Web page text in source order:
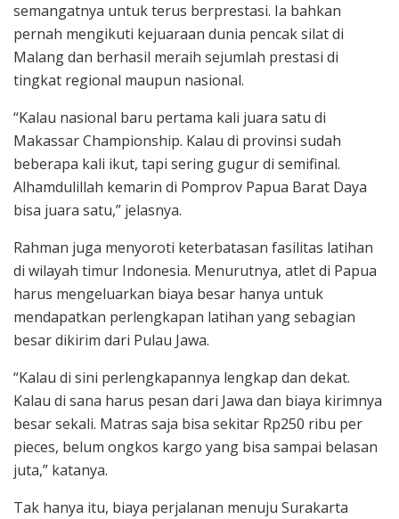
semangatnya untuk terus berprestasi. Ia bahkan
pernah mengikuti kejuaraan dunia pencak silat di
Malang dan berhasil meraih sejumlah prestasi di
tingkat regional maupun nasional.
“Kalau nasional baru pertama kali juara satu di
Makassar Championship. Kalau di provinsi sudah
beberapa kali ikut, tapi sering gugur di semifinal.
Alhamdulillah kemarin di Pomprov Papua Barat Daya
bisa juara satu,” jelasnya.
Rahman juga menyoroti keterbatasan fasilitas latihan
di wilayah timur Indonesia. Menurutnya, atlet di Papua
harus mengeluarkan biaya besar hanya untuk
mendapatkan perlengkapan latihan yang sebagian
besar dikirim dari Pulau Jawa.
“Kalau di sini perlengkapannya lengkap dan dekat.
Kalau di sana harus pesan dari Jawa dan biaya kirimnya
besar sekali. Matras saja bisa sekitar Rp250 ribu per
pieces, belum ongkos kargo yang bisa sampai belasan
juta,” katanya.
Tak hanya itu, biaya perjalanan menuju Surakarta